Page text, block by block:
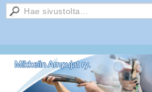
Mikkelin Ampujat ry.